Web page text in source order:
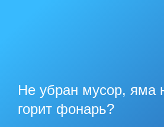
Не убран мусор, яма
горит фонарь?